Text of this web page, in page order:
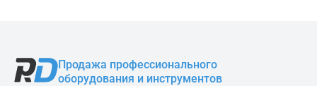
Продажа профессионального
оборудования и инструментов